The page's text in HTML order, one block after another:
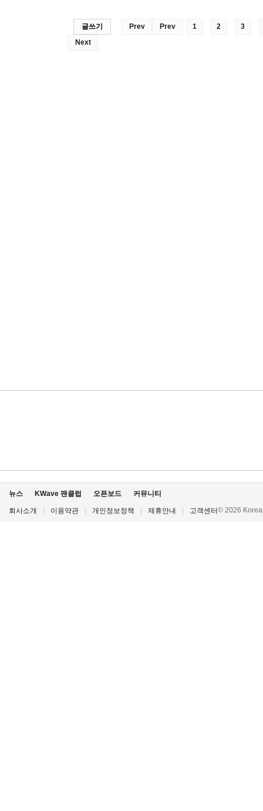
글쓰기 Prev Prev 1 2
3
Next
뉴스 KWave 팬클럽 오픈보드 커뮤니티
회사소개 이용약관 개인정보정책 제휴안내 고객센터© 2026